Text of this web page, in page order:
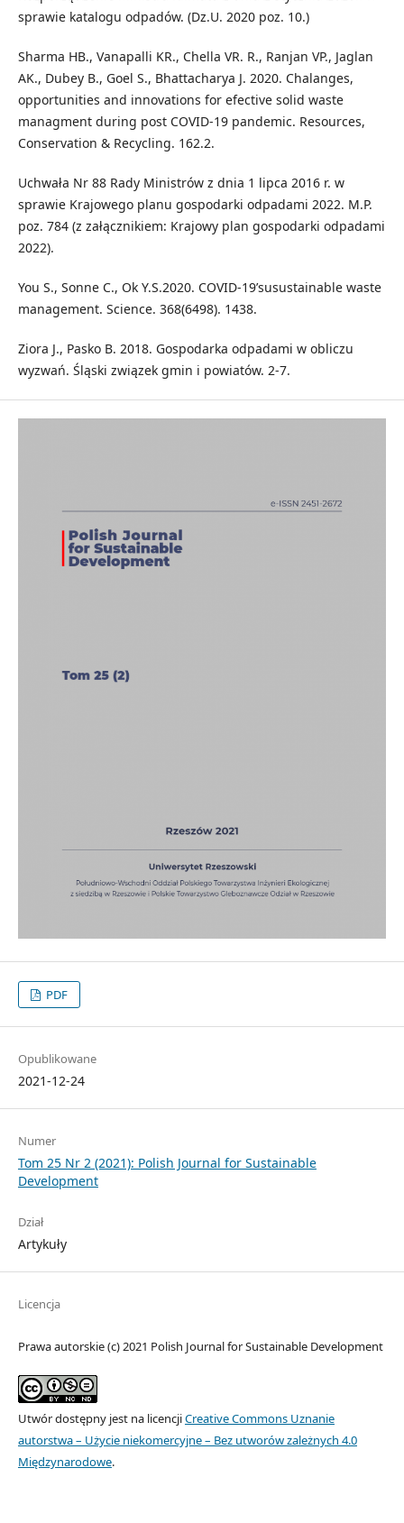
sprawie katalogu odpadów. (Dz.U. 2020 poz. 10.)
Sharma HB., Vanapalli KR., Chella VR. R., Ranjan VP., Jaglan
AK., Dubey B., Goel S., Bhattacharya J. 2020. Chalanges,
opportunities and innovations for efective solid waste
managment during post COVID-19 pandemic. Resources,
Conservation & Recycling. 162.2.
Uchwała Nr 88 Rady Ministrów z dnia 1 lipca 2016 r. w
sprawie Krajowego planu gospodarki odpadami 2022. M.P.
poz. 784 (z załącznikiem: Krajowy plan gospodarki odpadami
2022).
You S., Sonne C., Ok Y.S.2020. COVID-19’susustainable waste
management. Science. 368(6498). 1438.
Ziora J., Pasko B. 2018. Gospodarka odpadami w obliczu
wyzwań. Śląski związek gmin i powiatów. 2-7.
PDF
Opublikowane
2021-12-24
Numer
Tom 25 Nr 2 (2021): Polish Journal for Sustainable
Development
Dział
Artykuły
Licencja
Prawa autorskie (c) 2021 Polish Journal for Sustainable Development
Utwór dostępny jest na licencjiCreative Commons Uznanie
autorstwa – Użycie niekomercyjne – Bez utworów zależnych 4.0
Międzynarodowe.